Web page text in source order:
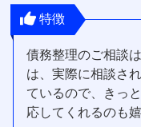
特徴
債務整理のご相談
は、実際に相談さ
ているので、きっ
応してくれるのも